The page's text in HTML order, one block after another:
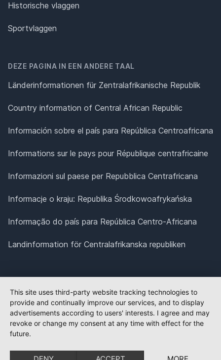
Historische vlaggen
Sportvlaggen
DEZE PAGINA IN EEN ANDERE TAAL
Länderinformationen für Zentralafrikanische Republik
Country information of Central African Republic
Información sobre el país para República Centroafricana
Informations sur le pays pour République centrafricaine
Informazioni sul paese per Repubblica Centrafricana
Informacje o kraju: Republika Środkowoafrykańska
Informação do país para República Centro-Africana
Landinformation för Centralafrikanska republiken
This site uses third-party website tracking technologies to
provide and continually improve our services, and to display
advertisements according to users' interests. I agree and may
revoke or change my consent at any time with effect for the
future.